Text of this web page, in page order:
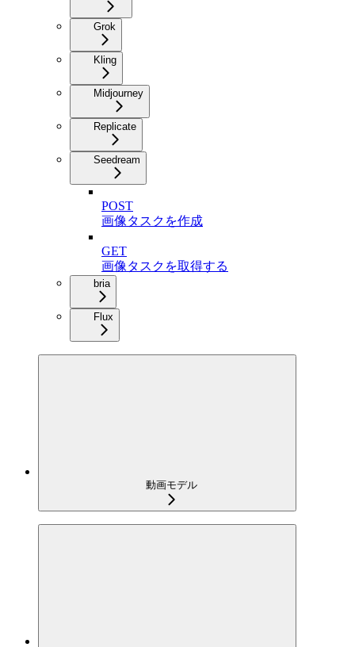
Grok
Kling
Midjourney
Replicate
Seedream
POST
画像タスクを作成
GET
画像タスクを取得する
bria
Flux
動画モデル